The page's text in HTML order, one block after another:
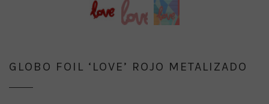
GLOBO FOIL ‘LOVE’ ROJO METALIZADO